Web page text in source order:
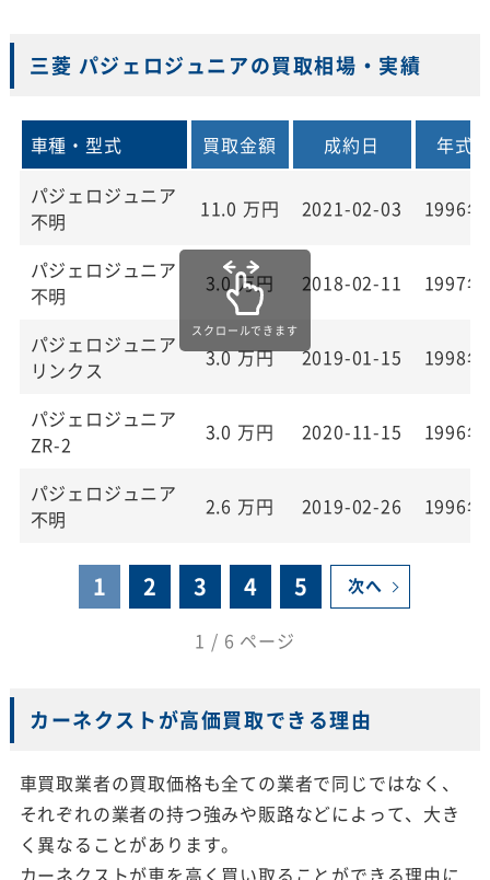
三菱 パジェロジュニアの買取相場・実績
車種・型式 買取金額 成約日
年式
パジェロジュニア
不明
11.0 万円 2021-02-03 1996年
パジェロジュニア
不明
3.0万円 2018-02-11 1997年
パジェロジュニア
リンクス
3.0万円 2019-01-15 1998年
パジェロジュニア
ZR-2
3.0 万円 2020-11-15 1996年
パジェロジュニア
不明
2.6 万円 2019-02-26 1996年
1 2 3 4 5 次へ
1 / 6 ページ
カーネクストが高価買取できる理由
車買取業者の買取価格も全ての業者で同じではなく、
それぞれの業者の持つ強みや販路などによって、大き
く異なることがあります。